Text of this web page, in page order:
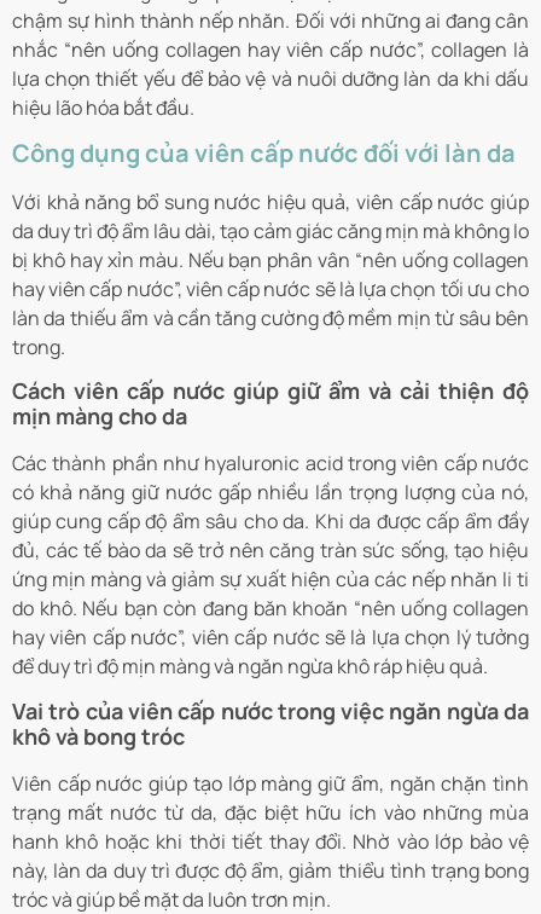
chậm sự hình thành nếp nhăn. Đối với những ai đang cân
nhắc “nên uống collagen hay viên cấp nước”, collagen là
lựa chọn thiết yếu để bảo vệ và nuôi dưỡng làn da khi dấu
hiệu lão hóa bắt đầu.
Công dụng của viên cấp nước đối với làn da
Với khả năng bổ sung nước hiệu quả, viên cấp nước giúp
da duy trì độ ẩm lâu dài, tạo cảm giác căng mịn mà không lo
bị khô hay xỉn màu. Nếu bạn phân vân “nên uống collagen
hay viên cấp nước”, viên cấp nước sẽ là lựa chọn tối ưu cho
làn da thiếu ẩm và cần tăng cường độ mềm mịn từ sâu bên
trong.
Cách viên cấp nước giúp giữ ẩm và cải thiện độ
mịn màng cho da
Các thành phần như hyaluronic acid trong viên cấp nước
có khả năng giữ nước gấp nhiều lần trọng lượng của nó,
giúp cung cấp độ ẩm sâu cho da. Khi da được cấp ẩm đầy
đủ, các tế bào da sẽ trở nên căng tràn sức sống, tạo hiệu
ứng mịn màng và giảm sự xuất hiện của các nếp nhăn li ti
do khô. Nếu bạn còn đang băn khoăn “nên uống collagen
hay viên cấp nước”, viên cấp nước sẽ là lựa chọn lý tưởng
để duy trì độ mịn màng và ngăn ngừa khô ráp hiệu quả.
Vai trò của viên cấp nước trong việc ngăn ngừa da
khô và bong tróc
Viên cấp nước giúp tạo lớp màng giữ ẩm, ngăn chặn tình
trạng mất nước từ da, đặc biệt hữu ích vào những mùa
hanh khô hoặc khi thời tiết thay đổi. Nhờ vào lớp bảo vệ
này, làn da duy trì được độ ẩm, giảm thiểu tình trạng bong
tróc và giúp bề mặt da luôn trơn mịn.